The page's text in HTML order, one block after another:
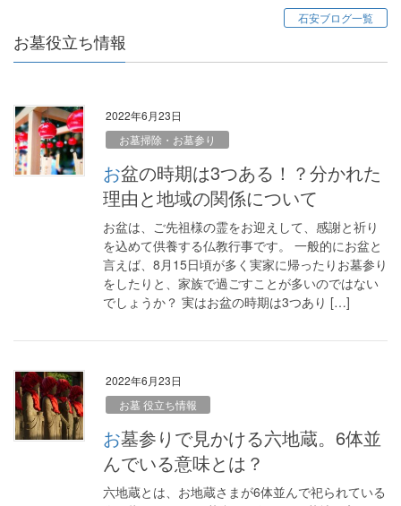
石安ブログ一覧
お墓役立ち情報
2022年6月23日
お墓掃除・お墓参り
お盆の時期は3つある！？分かれた
理由と地域の関係について
お盆は、ご先祖様の霊をお迎えして、感謝と祈り
を込めて供養する仏教行事です。 一般的にお盆と
言えば、8月15日頃が多く実家に帰ったりお墓参り
をしたりと、家族で過ごすことが多いのではない
でしょうか？ 実はお盆の時期は3つあり […]
2022年6月23日
お墓 役立ち情報
お墓参りで見かける六地蔵。6体並
んでいる意味とは？
六地蔵とは、お地蔵さまが6体並んで祀られている